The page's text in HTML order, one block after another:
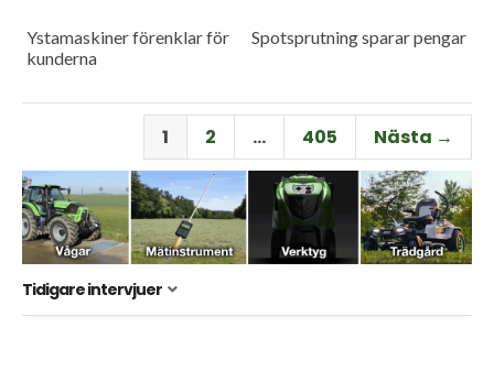
Ystamaskiner förenklar för
kunderna
Spotsprutning sparar pengar
1 2 … 405 Nästa →
Tidigare intervjuer